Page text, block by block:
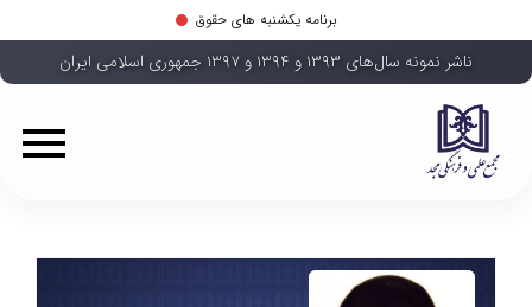
برنامه یکشنبه های حقوق
ناشر نمونه سال‌های ۱۳۹۳ و ۱۳۹۴ و ۱۳۹۷ جمهوری اسلامی ایران